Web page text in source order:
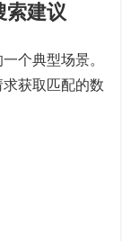
索建议
个典型场景。
获取匹配的数